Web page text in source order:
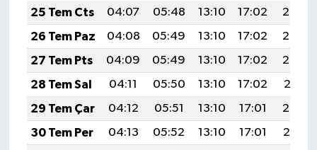
25 Tem Cts
04:07 05:48 13:10 17:02
20:23
26 Tem Paz
04:08 05:49 13:10 17:02
20:22
27 Tem Pts
04:09 05:49 13:10 17:02
20:22
28 Tem Sal
04:11 05:50 13:10 17:02
20:21
29 Tem Çar
04:12 05:51 13:10 17:01
20:20
30 Tem Per
04:13 05:52 13:10 17:01
20:19
MAGAZİN
Otomobil
POLİTİKA
Sağlık